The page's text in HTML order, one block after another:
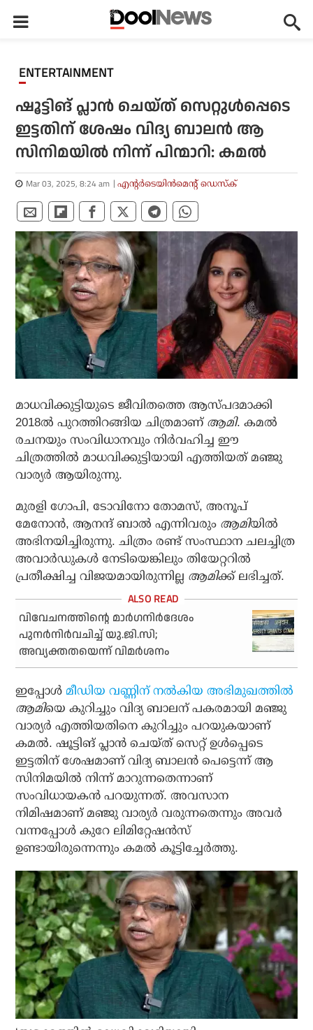
ENTERTAINMENT
ഷൂട്ടിങ് പ്ലാന്‍ ചെയ്ത് സെറ്റുള്‍പ്പെടെ
ഇട്ടതിന് ശേഷം വിദ്യ ബാലന്‍ ആ
സിനിമയില്‍ നിന്ന് പിന്മാറി: കമല്‍
Mar 03, 2025, 8:24 am എന്റര്‍ടെയിന്‍മെന്റ് ഡെസ്‌ക്
മാധവിക്കുട്ടിയുടെ ജീവിതത്തെ ആസ്പദമാക്കി
2018ല്‍ പുറത്തിറങ്ങിയ ചിത്രമാണ് ആമി. കമല്‍
രചനയും സംവിധാനവും നിര്‍വഹിച്ച ഈ
ചിത്രത്തില്‍ മാധവിക്കുട്ടിയായി എത്തിയത് മഞ്ജു
വാര്യര്‍ ആയിരുന്നു.
മുരളി ഗോപി, ടോവിനോ തോമസ്, അനൂപ്
മേനോന്‍, ആനന്ദ് ബാല്‍ എന്നിവരും ആമിയില്‍
അഭിനയിച്ചിരുന്നു. ചിത്രം രണ്ട് സംസ്ഥാന ചലച്ചിത്ര
അവാര്‍ഡുകള്‍ നേടിയെങ്കിലും തിയേറ്ററില്‍
പ്രതീക്ഷിച്ച വിജയമായിരുന്നില്ല ആമിക്ക് ലഭിച്ചത്.
വിവേചനത്തിന്റെ മാര്‍ഗനിര്‍ദേശം
പുനര്‍നിര്‍വചിച്ച് യു.ജി.സി;
അവ്യക്തതയെന്ന് വിമര്‍ശനം
ഇപ്പോള്‍ മീഡിയ വണ്ണിന് നല്‍കിയ അഭിമുഖത്തില്‍
ആമിയെ കുറിച്ചും വിദ്യ ബാലന് പകരമായി മഞ്ജു
വാര്യര്‍ എത്തിയതിനെ കുറിച്ചും പറയുകയാണ്
കമല്‍. ഷൂട്ടിങ് പ്ലാന്‍ ചെയ്ത് സെറ്റ് ഉള്‍പ്പെടെ
ഇട്ടതിന് ശേഷമാണ് വിദ്യ ബാലന്‍ പെട്ടെന്ന് ആ
സിനിമയില്‍ നിന്ന് മാറുന്നതെന്നാണ്
സംവിധായകന്‍ പറയുന്നത്. അവസാന
നിമിഷമാണ് മഞ്ജു വാര്യര്‍ വരുന്നതെന്നും അവര്‍
വന്നപ്പോള്‍ കുറേ ലിമിറ്റേഷന്‍സ്
ഉണ്ടായിരുന്നെന്നും കമല്‍ കൂട്ടിച്ചേര്‍ത്തു.